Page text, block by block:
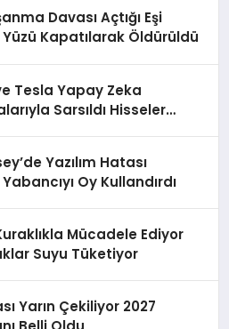
Davası Açtığı Eşi
Kapatılarak Öldürüldü
Tesla Yapay Zeka
Sarsıldı Hisseler
Yazılım Hatası
Oy Kullandırdı
Mücadele Ediyor
Suyu Tüketiyor
Yarın Çekiliyor 2027